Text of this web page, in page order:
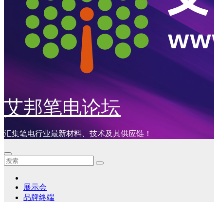
艾邦笔电论坛
汇集笔电行业最新材料、技术及其供应链！
展示会
品牌终端